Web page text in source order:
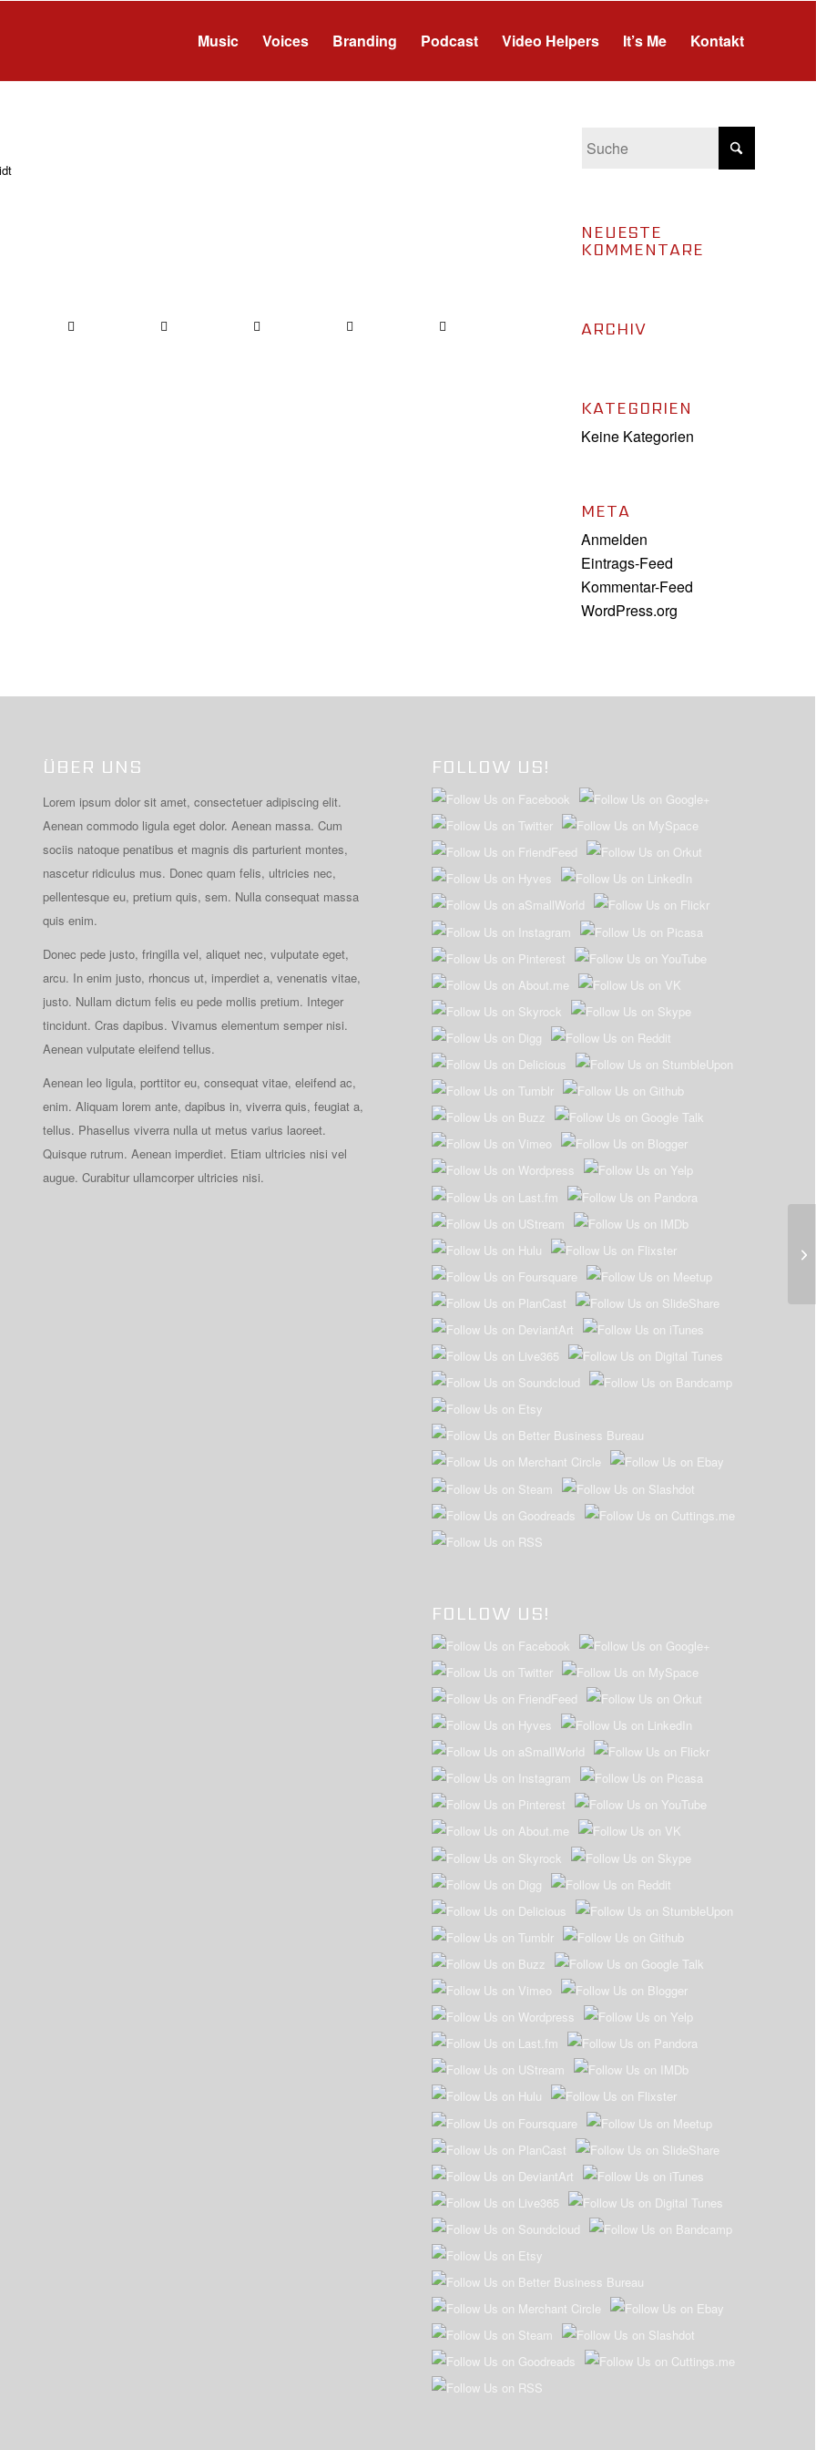
Music Voices Branding Podcast Video Helpers It’s Me Kontakt
NEUESTE
KOMMENTARE
ARCHIV
KATEGORIEN
Keine Kategorien
META
Anmelden
Eintrags-Feed
Kommentar-Feed
WordPress.org
ÜBER UNS
Lorem ipsum dolor sit amet, consectetuer adipiscing elit.
Aenean commodo ligula eget dolor. Aenean massa. Cum
sociis natoque penatibus et magnis dis parturient montes,
nascetur ridiculus mus. Donec quam felis, ultricies nec,
pellentesque eu, pretium quis, sem. Nulla consequat massa
quis enim.
Donec pede justo, fringilla vel, aliquet nec, vulputate eget,
arcu. In enim justo, rhoncus ut, imperdiet a, venenatis vitae,
justo. Nullam dictum felis eu pede mollis pretium. Integer
tincidunt. Cras dapibus. Vivamus elementum semper nisi.
Aenean vulputate eleifend tellus.
Aenean leo ligula, porttitor eu, consequat vitae, eleifend ac,
enim. Aliquam lorem ante, dapibus in, viverra quis, feugiat a,
tellus. Phasellus viverra nulla ut metus varius laoreet.
Quisque rutrum. Aenean imperdiet. Etiam ultricies nisi vel
augue. Curabitur ullamcorper ultricies nisi.
FOLLOW US!
FOLLOW US!